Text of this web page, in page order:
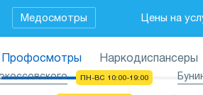
Медосмотры Цены на
Профосмотры Наркодиспансеры
ПН-ВС 10:00-19:00